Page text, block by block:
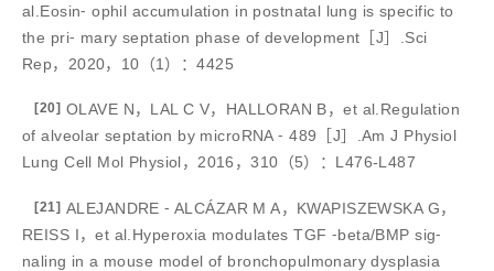
al.Eosin⁃ ophil accumulation in postnatal lung is specific to
the pri⁃ mary septation phase of development［J］.Sci
Rep，2020，10（1）：4425
[20] OLAVE N，LAL C V，HALLORAN B，et al.Regulation
of alveolar septation by microRNA ⁃ 489［J］.Am J Physiol
Lung Cell Mol Physiol，2016，310（5）：L476-L487
[21] ALEJANDRE ⁃ ALCÁZAR M A，KWAPISZEWSKA G，
REISS I，et al.Hyperoxia modulates TGF ⁃beta/BMP sig⁃
naling in a mouse model of bronchopulmonary dysplasia